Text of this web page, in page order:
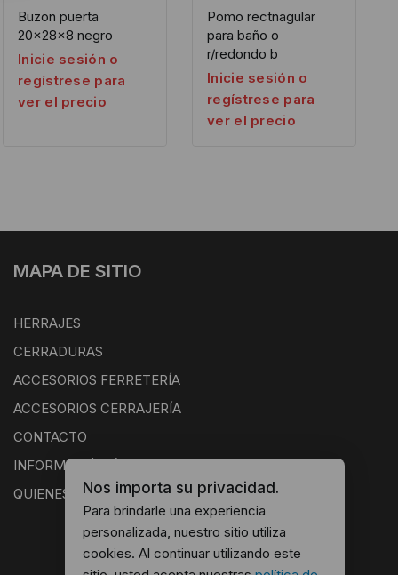
Buzon puerta
20x28x8 negro
Inicie sesión o
regístrese para
ver el precio
Pomo rectnagular
para baño o
r/redondo b
Inicie sesión o
regístrese para
ver el precio
MAPA DE SITIO
HERRAJES
CERRADURAS
ACCESORIOS FERRETERÍA
ACCESORIOS CERRAJERÍA
CONTACTO
INFORMACIÓN ÚTIL
QUIENES SOMOSNos importa su privacidad.
Para brindarle una experiencia
personalizada, nuestro sitio utiliza
cookies. Al continuar utilizando este